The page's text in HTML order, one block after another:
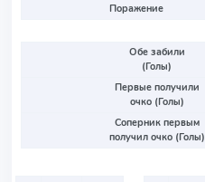
Поражение
Обе забили
(Голы)
Первые получили
очко (Голы)
Соперник первым
получил очко (Голы)